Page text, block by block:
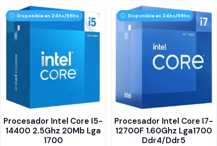
Disponible en 24hs/96hs
Procesador Intel Core I5-
14400 2.5Ghz 20Mb Lga
1700
Disponible en 24hs/96hs
Procesador Intel Core I7-
12700F 1.60Ghz Lga1700
Ddr4/Ddr5